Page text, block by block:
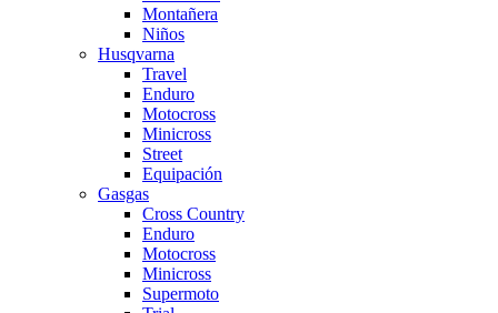
Montañera
Niños
Husqvarna
Travel
Enduro
Motocross
Minicross
Street
Equipación
Gasgas
Cross Country
Enduro
Motocross
Minicross
Supermoto